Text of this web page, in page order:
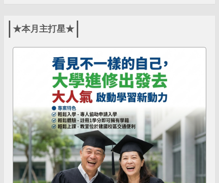
★本月主打星★